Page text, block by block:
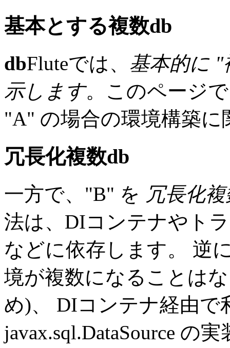
基本とする複数db
dbFluteでは、 基本的に "
示します。このページ
"A" の場合の環境構築
冗長化複数db
一方で、"B" を 冗長化
法は、DIコンテナやト
などに依存します。 逆
境が複数になることは
め)、 DIコンテナ経由で
javax.sql.DataSource の